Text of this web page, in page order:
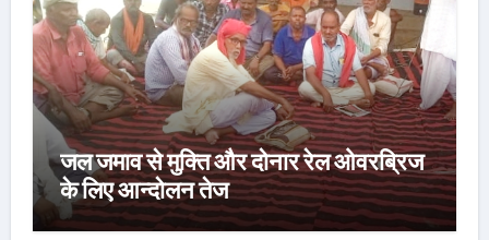
जल जमाव से मुक्ति और दोनार रेल ओवरब्रिज
के लिए आन्दोलन तेज